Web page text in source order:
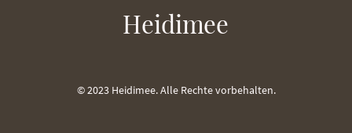
Heidimee
© 2023 Heidimee. Alle Rechte vorbehalten.